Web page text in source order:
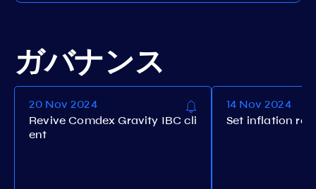
ガバナンス
20 Nov 2024
Revive Comdex Gravity IBC cli
ent
14 Nov 2024
Set inflation